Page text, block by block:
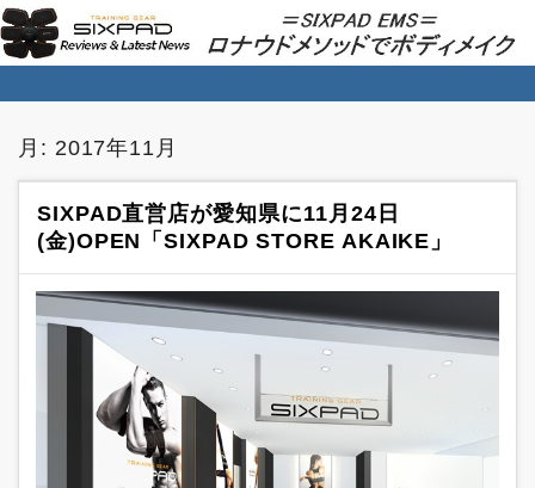
SIXPAD EMS★ロナウドメソッドでボディ
メイク
月: 2017年11月
SIXPAD直営店が愛知県に11月24日
(金)OPEN「SIXPAD STORE AKAIKE」